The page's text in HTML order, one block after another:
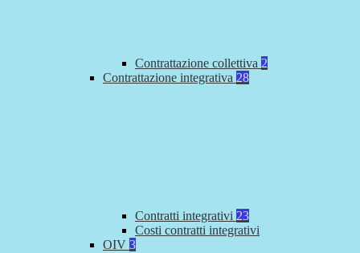
Contrattazione collettiva 2
Contrattazione integrativa 28
Contratti integrativi 23
Costi contratti integrativi
OIV 3